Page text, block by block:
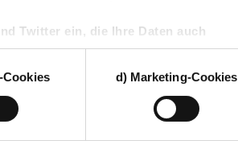
Twitter ein, die Ihre Daten auch
Drittanbieter können die aus
zusammenführen und einer
Kategorien dieser Cookies Sie
Cookies d) Marketing-Cookies